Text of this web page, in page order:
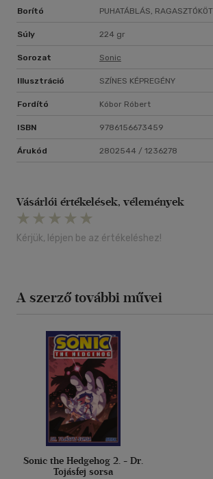
Borító PUHATÁBLÁS,
Súly 224 gr
Sorozat Sonic
Illusztráció SZÍNES KÉPREGÉNY
Fordító Kóbor Róbert
ISBN 9786156673459
Árukód 2802544 / 1236278
Vásárlói értékelések, vélemények
Kérjük, lépjen be az értékeléshez!
A szerző további művei
Sonic the Hedgehog 2. - Dr.
Tojásfej sorsa